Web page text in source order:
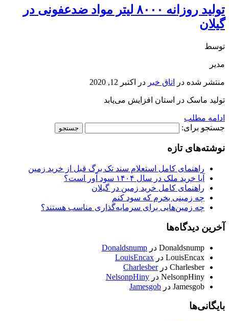
تولید روزانه ۸۰۰۰ لیتر مواد ضدعفونی در
گیلان
توسط
مدیر
منتشر شده در اتاق خبر در اکتبر 12, 2020
تولید ماسک در استان افزایش می‌یابد
ادامه مطلب
جستجو برای:
نوشته‌های تازه
راهنمای کامل استعلام سند تک برگ قبل از خرید زمین
آیا خرید ملک در سال ۱۴۰۴ سود آور است؟
راهنمای کامل خرید زمین در گیلان
چه زمینی بخرم که سود کنم
چه زمین‌هایی برای سرمایه‌گذاری مناسب هستند؟
آخرین دیدگاه‌ها
Donaldsnump در Donaldsnump
LouisEncax در LouisEncax
Charlesber درCharlesber
NelsonpHiny در NelsonpHiny
Jamesgob در Jamesgob
بایگانی‌ها